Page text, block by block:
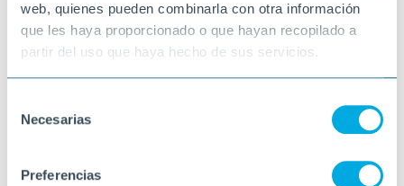
web, quienes pueden combinarla con otra información
que les haya proporcionado o que hayan recopilado a
partir del uso que haya hecho de sus servicios.
Necesarias
Preferencias